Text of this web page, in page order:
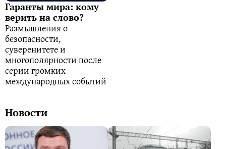
Гаранты мира: кому
верить на слово?
Размышления о
безопасности,
суверенитете и
многополярности после
серии громких
международных событий
Новости